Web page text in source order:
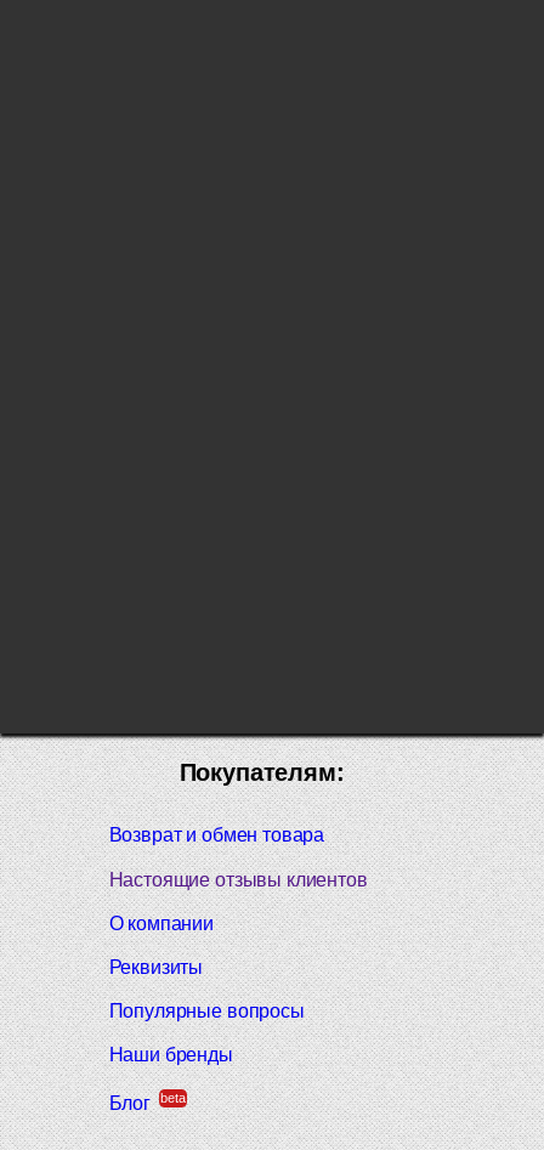
Покупателям:
Возврат и обмен товара
Настоящие отзывы клиентов
О компании
Реквизиты
Популярные вопросы
Наши бренды
Блог beta